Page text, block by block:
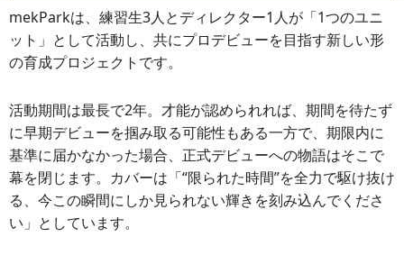
mekParkは、練習生3人とディレクター1人が「1つのユニ
ット」として活動し、共にプロデビューを目指す新しい形
の育成プロジェクトです。
活動期間は最長で2年。才能が認められれば、期間を待たず
に早期デビューを掴み取る可能性もある一方で、期限内に
基準に届かなかった場合、正式デビューへの物語はそこで
幕を閉じます。カバーは「“限られた時間”を全力で駆け抜け
る、今この瞬間にしか見られない輝きを刻み込んでくださ
い」としています。